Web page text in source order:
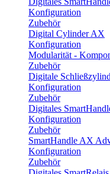
Konfiguration
Zubehör
Digital Cylinder AX
Konfiguration
Modularität -
Zubehör
Digitale
Konfiguration
Zubehör
Digitales
Konfiguration
Zubehör
SmartHandle AX
Konfiguration
Zubehör